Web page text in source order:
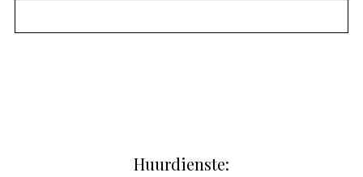
Huurdienste: